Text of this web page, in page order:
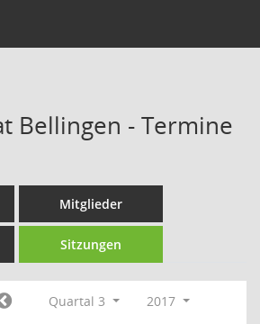
Bellingen - Termine
Mitglieder
Sitzungen
Quartal 3
2017